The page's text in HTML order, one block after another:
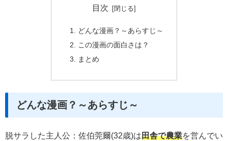
目次
どんな漫画？～あらすじ～
この漫画の面白さは？
まとめ
どんな漫画？～あらすじ～
脱サラした主人公：佐伯莞爾(32歳)は田舎で農業を営んでい